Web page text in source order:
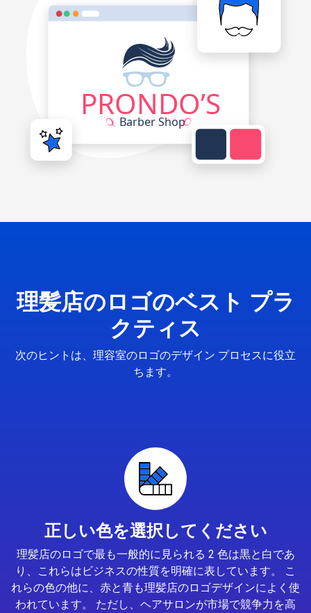
理髪店のロゴのベスト プラ
クティス
次のヒントは、理容室のロゴのデザイン プロセスに役立
ちます。
正しい色を選択してください
理髪店のロゴで最も一般的に見られる 2 色は黒と白であ
り、これらはビジネスの性質を明確に表しています。 こ
れらの色の他に、赤と青も理髪店のロゴデザインによく使
われています。 ただし、ヘアサロンが市場で競争力を高